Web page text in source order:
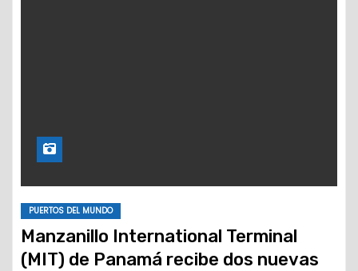
PUERTOS DEL MUNDO
Manzanillo International Terminal
(MIT) de Panamá recibe dos nuevas